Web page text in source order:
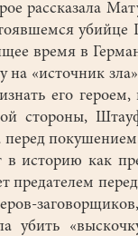
рассказала
убийце
время в
на «источник
его героем,
стороны,
перед
в историю как
предателем
убить